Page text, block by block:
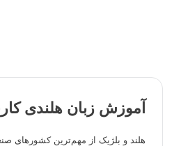
آموزش زبان هلندی
هلند و بلژیک از مهم‌ترین کشورهای